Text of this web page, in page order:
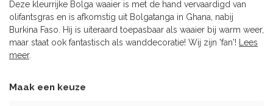
Deze kleurrijke Bolga waaier is met de hand vervaardigd van
olifantsgras en is afkomstig uit Bolgatanga in Ghana, nabij
Burkina Faso. Hij is uiteraard toepasbaar als waaier bij warm weer,
maar staat ook fantastisch als wanddecoratie! Wij zijn 'fan'! Lees
meer.
Maak een keuze